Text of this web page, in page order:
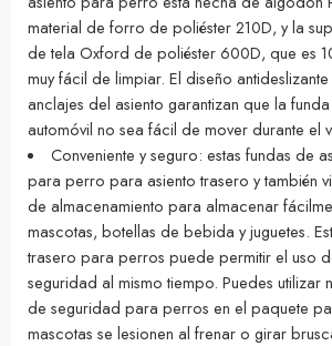
material de forro de poliéster 210D, y la
de tela Oxford de poliéster 600D, que es
muy fácil de limpiar. El diseño
anclajes del asiento garantizan que la
automóvil no sea fácil de mover durante el
Conveniente y seguro: estas fundas de
para perro para asiento trasero y también
de almacenamiento para almacenar
mascotas, botellas de bebida y juguetes.
trasero para perros puede permitir el uso
seguridad al mismo tiempo. Puedes utilizar
de seguridad para perros en el paquete
mascotas se lesionen al frenar o girar